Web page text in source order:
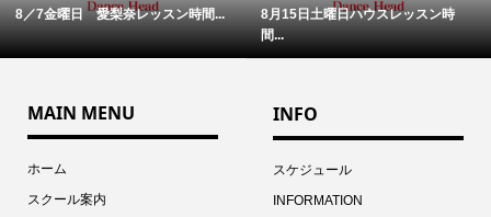
8／7金曜日 愛梨奈レッスン時間...
8月15日土曜日ハウスレッスン時
間...
MAIN MENU
ホーム
スクール案内
INFO
スケジュール
INFORMATION